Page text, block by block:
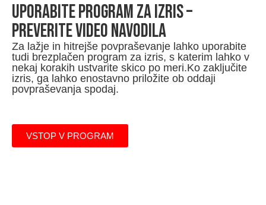
UPORABITE program za izris –
PREVERITE VIDEO NAVODILA
Za lažje in hitrejše povpraševanje lahko uporabite
tudi brezplačen program za izris, s katerim lahko v
nekaj korakih ustvarite skico po meri.Ko zaključite
izris, ga lahko enostavno priložite ob oddaji
povpraševanja spodaj.
VSTOP V PROGRAM